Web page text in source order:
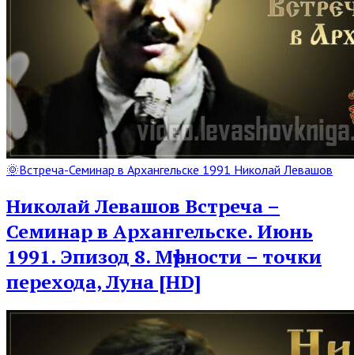
Read
Post
🌞Встреча-Семинар в Архангельске 1991 Николай Левашов
Николай Левашов Встреча –
Семинар в Архангельске. Июнь
1991. Эпизод 8. Мѣрности – точки
перехода, Луна [HD]